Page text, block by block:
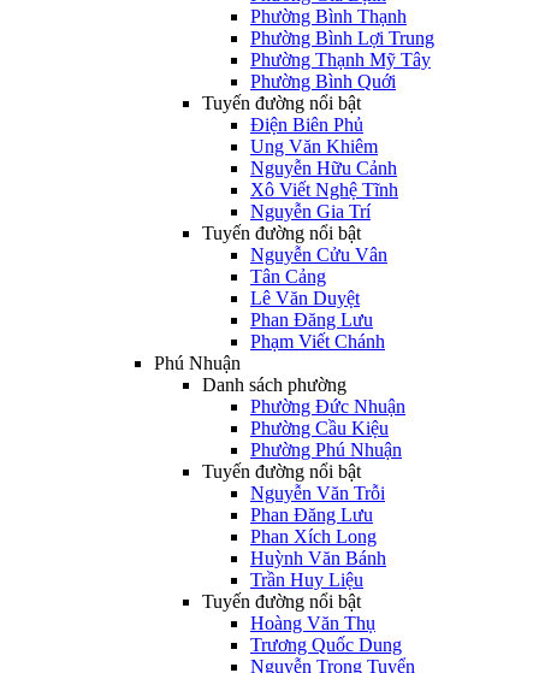
Phường Bình Thạnh
Phường Bình Lợi Trung
Phường Thạnh Mỹ Tây
Phường Bình Quới
Tuyến đường nổi bật
Điện Biên Phủ
Ung Văn Khiêm
Nguyễn Hữu Cảnh
Xô Viết Nghệ Tĩnh
Nguyễn Gia Trí
Tuyến đường nổi bật
Nguyễn Cửu Vân
Tân Cảng
Lê Văn Duyệt
Phan Đăng Lưu
Phạm Viết Chánh
Phú Nhuận
Danh sách phường
Phường Đức Nhuận
Phường Cầu Kiệu
Phường Phú Nhuận
Tuyến đường nổi bật
Nguyễn Văn Trỗi
Phan Đăng Lưu
Phan Xích Long
Huỳnh Văn Bánh
Trần Huy Liệu
Tuyến đường nổi bật
Hoàng Văn Thụ
Trương Quốc Dung
Nguyễn Trọng Tuyển